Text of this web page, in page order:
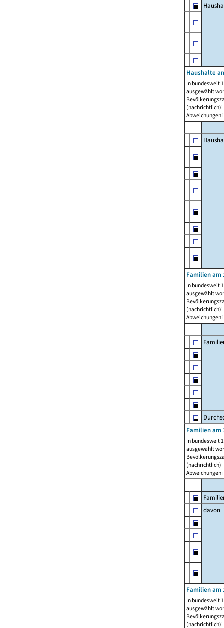
Haushalte
In bundesweit
ausgewählt
Abweichungen
Familien am
In bundesweit
ausgewählt
Abweichungen
Familien am
In bundesweit
ausgewählt
Abweichungen
davon
Familien am
In bundesweit
ausgewählt